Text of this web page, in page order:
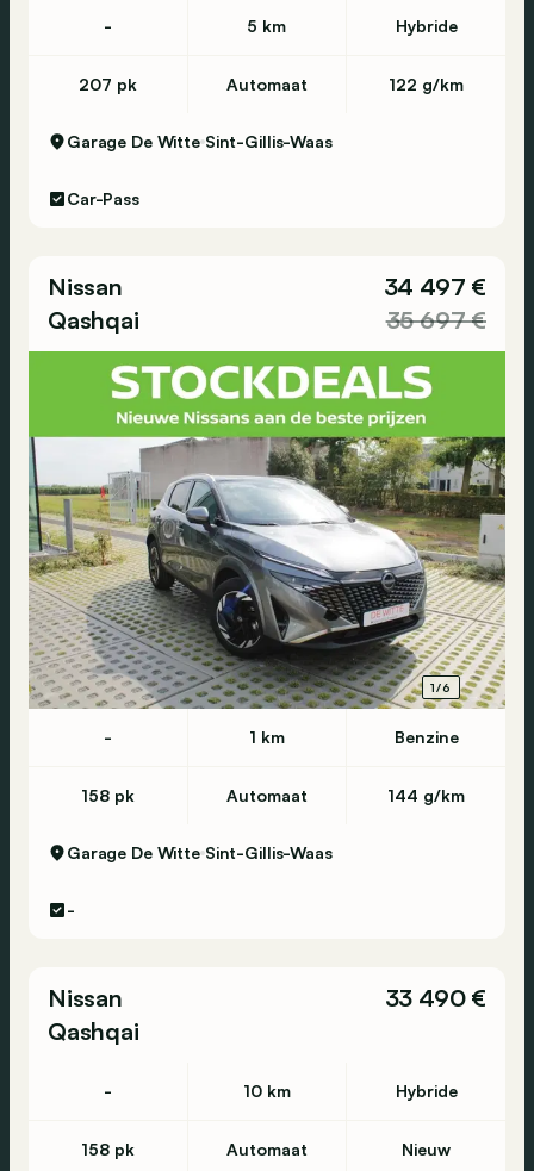
- 5 km Hybride
207 pk Automaat 122 g/km
Garage De Witte Sint-Gillis-Waas
Car-Pass
Nissan
Qashqai
34 497 €
35 697 €
1/6
- 1 km Benzine
158 pk Automaat 144 g/km
Garage De Witte Sint-Gillis-Waas
-
Nissan
Qashqai
33 490 €
- 10 km Hybride
158 pk Automaat Nieuw